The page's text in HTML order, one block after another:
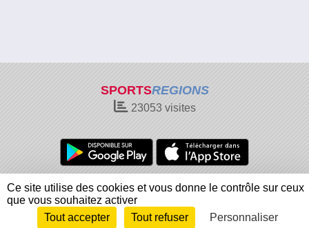
SPORTSREGIONS
23053visites
Charte cookies
Gestion des cookies
Informations légales
Signaler un contenu inapproprié
Envie de participer ?
Connexion
Ce site utilise des cookies et vous donne le contrôle sur ceux
que vous souhaitez activer
Tout accepter
Tout refuser Personnaliser